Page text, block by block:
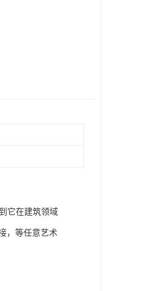
它在建筑领域
，等任意艺术